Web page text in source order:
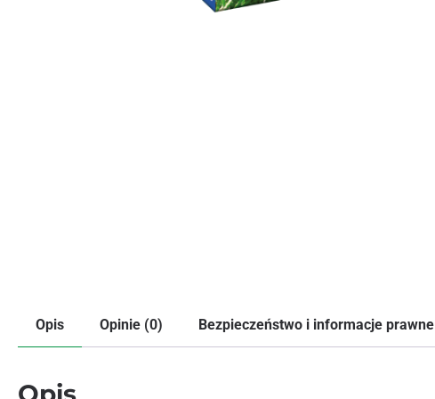
Opis Opinie (0) Bezpieczeństwo i informacje prawne